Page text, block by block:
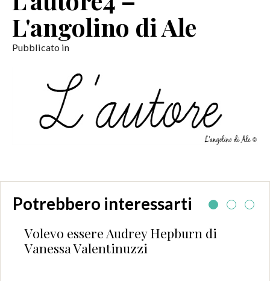
CONTATTI
L'angolino di Ale
Pubblicato in
Potrebbero interessarti
Volevo essere Audrey Hepburn di
Vanessa Valentinuzzi